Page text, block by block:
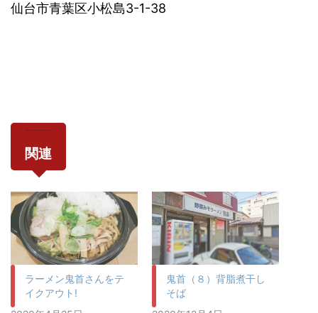
仙台市青葉区小松島3-1-38
関連
ラーメン鬼首さんをテ
イクアウト!
鬼首（８）背脂煮干し
そば